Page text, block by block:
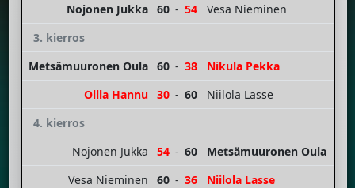
Nojonen Jukka
60 - 54
Vesa Nieminen
3. kierros
Metsämuuronen Oula
60 - 38
Nikula Pekka
Ollla Hannu
30 - 60
Niilola Lasse
4. kierros
Nojonen Jukka
54 - 60
Metsämuuronen Oula
Vesa Nieminen
60 - 36
Niilola Lasse